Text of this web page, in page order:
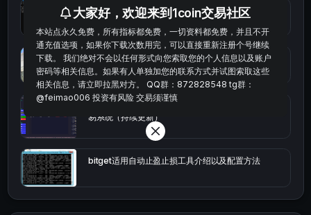
okx的短线量化的免费版本
bybit安卓端
易系统（持续更新）
bitget适用自动止盈止损工具介绍以及配置方法
大家好，欢迎来到1coin交易社区
本站点永久免费，所有指标都免费，一切资料都免费，并且不开
通充值选项，如果你下载次数用完，可以直接重新注册个号继续
下载。 我们绝对不会以任何形式向您索取您的个人信息以及账户
密码等相关信息。如果有人单独加您的联系方式并试图索取这些
相关信息，请立即拉黑对方。 QQ群：872828548 tg群：
@feimao006 投资有风险 交易须谨慎